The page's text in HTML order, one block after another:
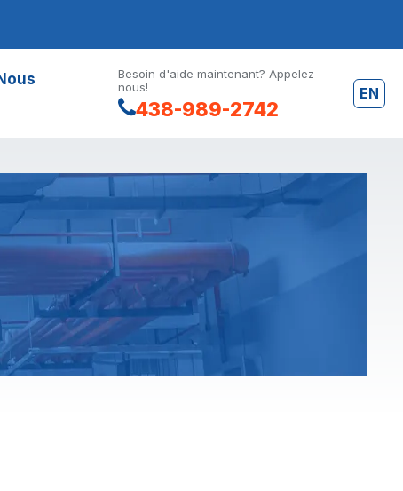
Besoin d'aide maintenant? Appelez-
nous!
438-989-2742
EN